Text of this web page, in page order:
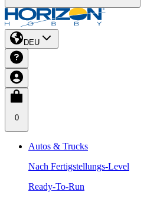
DEU
0
Autos & Trucks
Nach Fertigstellungs-Level
Ready-To-Run